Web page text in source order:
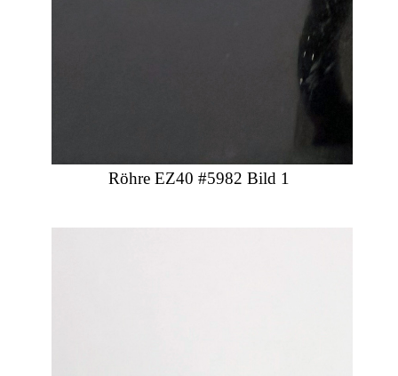
Röhre EZ40 #5982 Bild 1